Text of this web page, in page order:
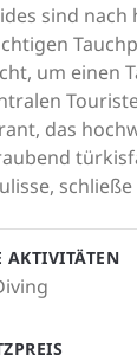
sind
um einen
das
AKTIVITÄTEN